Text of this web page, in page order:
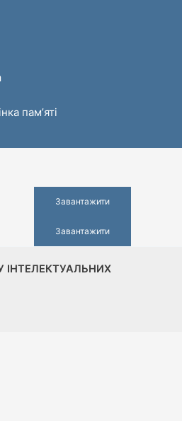
памʼяті
Завантажити
Завантажити
ІНТЕЛЕКТУАЛЬНИХ